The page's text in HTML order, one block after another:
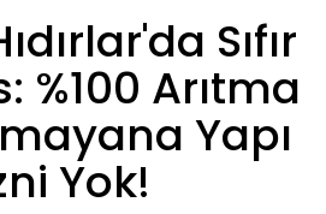
Sıfır
%100 Arıtma
Yapı
Yok!